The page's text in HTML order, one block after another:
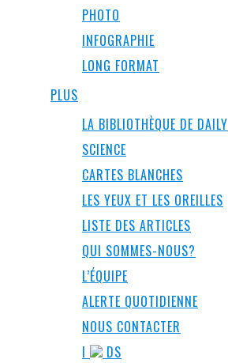
PHOTO
INFOGRAPHIE
LONG FORMAT
PLUS
LA BIBLIOTHÈQUE DE DAILY
SCIENCE
CARTES BLANCHES
LES YEUX ET LES OREILLES
LISTE DES ARTICLES
QUI SOMMES-NOUS?
L’ÉQUIPE
ALERTE QUOTIDIENNE
NOUS CONTACTER
I
DS